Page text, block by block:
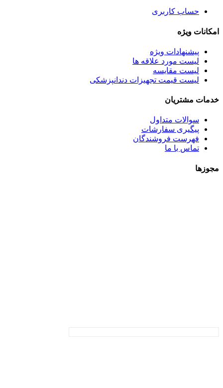
حساب کاربری
امکانات ویژه
پیشنهادات ویژه
لیست مورد علاقه ها
لیست مقایسه
لیست قیمت تجهیزات دندانپزشکی
خدمات مشتریان
سوالات متداول
پیگیری سفارشات
فهرست فروشندگان
تماس با ما
مجوزها